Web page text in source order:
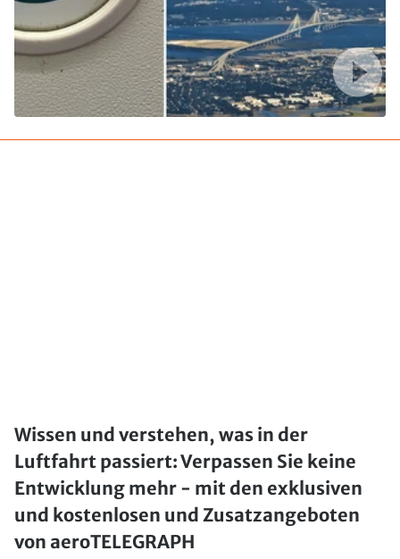
Wissen und verstehen, was in der
Luftfahrt passiert: Verpassen Sie keine
Entwicklung mehr - mit den exklusiven
und kostenlosen und Zusatzangeboten
von aeroTELEGRAPH